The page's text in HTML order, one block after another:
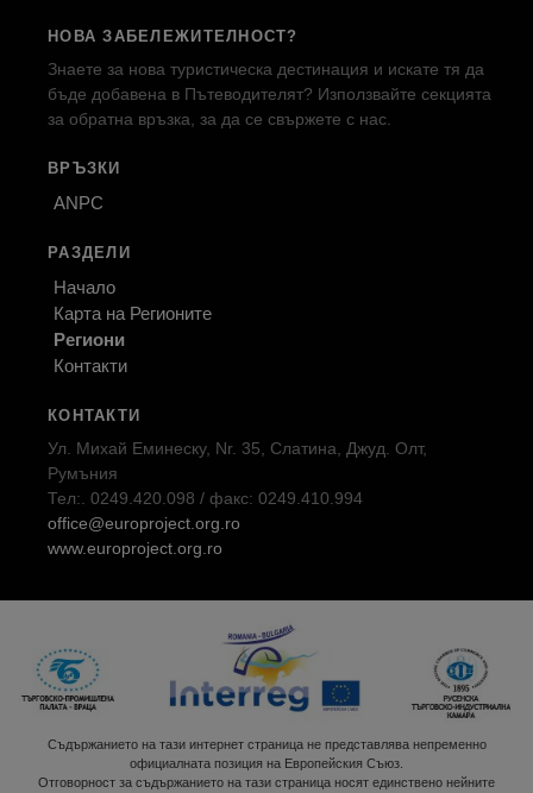
НОВА ЗАБЕЛЕЖИТЕЛНОСТ?
Знаете за нова туристическа дестинация и искате тя да
бъде добавена в Пътеводителят? Използвайте секцията
за обратна връзка, за да се свържете с нас.
ВРЪЗКИ
ANPC
РАЗДЕЛИ
Начало
Карта на Регионите
Региони
Контакти
КОНТАКТИ
Ул. Михай Еминеску, Nr. 35, Слатина, Джуд. Олт,
Румъния
Тел:. 0249.420.098 / факс: 0249.410.994
office@europroject.org.ro
www.europroject.org.ro
Съдържанието на тази интернет страница не представлява непременно
официалната позиция на Европейския Съюз.
Отговорност за съдържанието на тази страница носят единствено нейните